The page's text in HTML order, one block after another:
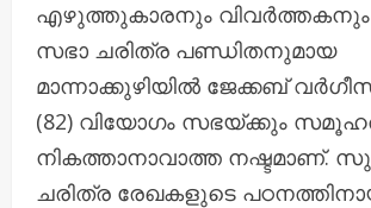
എഴുത്തുകാരനും വിവർത്തകനും
സഭാ ചരിത്ര പണ്ഡിതനുമായ
മാന്നാക്കുഴിയിൽ ജേക്കബ്
(82) വിയോഗം സഭയ്ക്കും
നികത്താനാവാത്ത നഷ്ടമാണ്.
ചരിത്ര രേഖകളുടെ